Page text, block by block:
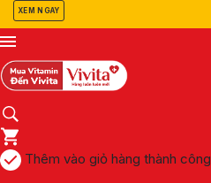
XEM NGAY
Thêm vào giỏ hàng thành công